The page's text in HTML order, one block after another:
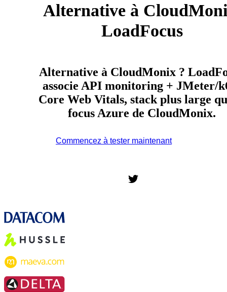
Alternative à
LoadFocus
Alternative à CloudMonix ?
associe API monitoring + JMeter/
Core Web Vitals, stack plus large
focus Azure de CloudMonix.
Commencez à tester maintenant*Aucune carte